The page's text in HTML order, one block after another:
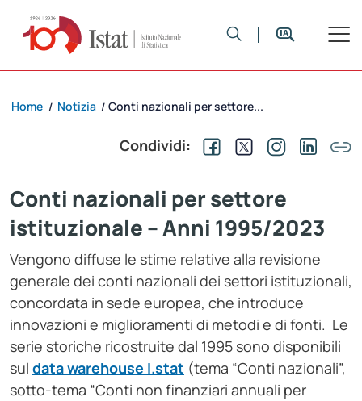
Home / Notizia / Conti nazionali per settore...
Condividi:
Conti nazionali per settore
istituzionale – Anni 1995/2023
Vengono diffuse le stime relative alla revisione
generale dei conti nazionali dei settori istituzionali,
concordata in sede europea, che introduce
innovazioni e miglioramenti di metodi e di fonti. Le
serie storiche ricostruite dal 1995 sono disponibili
sul data warehouse I.stat (tema “Conti nazionali”,
sotto-tema “Conti non finanziari annuali per